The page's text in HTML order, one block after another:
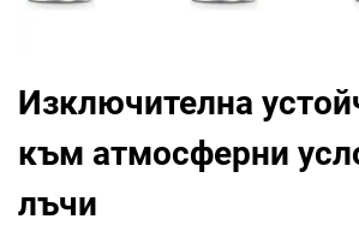
Изключителна
към атмосферни
лъчи